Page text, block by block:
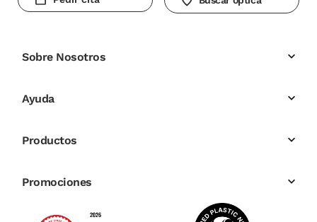
Sobre Nosotros
Ayuda
Productos
Promociones